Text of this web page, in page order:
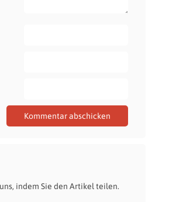
indem Sie den Artikel teilen.